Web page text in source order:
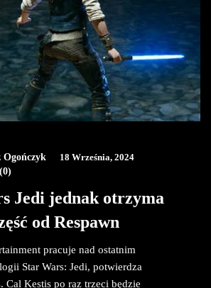
18 Września, 2024
0)
Jedi jednak otrzyma
od Respawn
pracuje nad ostatnim
Star Wars: Jedi, potwierdza
Cal Kestis po raz trzeci będzie